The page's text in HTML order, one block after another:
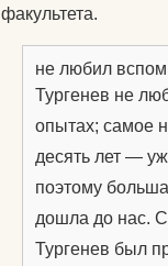
факультета.
не любил
Тургенев не
опытах; самое
десять лет —
поэтому
дошла до нас. С
Тургенев был